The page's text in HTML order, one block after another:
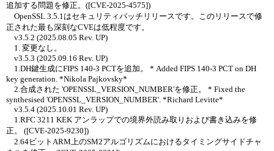
追加する問題を修正。([CVE-2025-4575])
OpenSSL 3.5.1はセキュリティパッチリリースです。このリリースで修
正された最も深刻なCVEは低程度です。
v3.5.2 (2025.08.05 Rev. UP)
1. 変更なし。
v3.5.3 (2025.09.16 Rev. UP)
1.DH鍵生成にFIPS 140-3 PCTを追加。 * Added FIPS 140-3 PCT on DH
key generation. *Nikola Pajkovsky*
2.合成された 'OPENSSL_VERSION_NUMBER'を修正。 * Fixed the
synthesised 'OPENSSL_VERSION_NUMBER'. *Richard Levitte*
v3.5.4 (2025.10.01 Rev. UP)
1.RFC 3211 KEK アンラップでの境界外読み取りおよび書き込みを修
正。 ([CVE-2025-9230])
2.64ビットARM上のSM2アルゴリズムにおけるタイミングサイドチャ